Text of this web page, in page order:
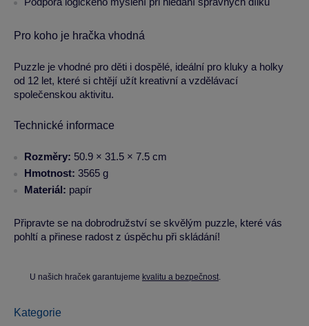
Pro koho je hračka vhodná
Puzzle je vhodné pro děti i dospělé, ideální pro kluky a holky
od 12 let, které si chtějí užít kreativní a vzdělávací
společenskou aktivitu.
Technické informace
Rozměry: 50.9 × 31.5 × 7.5 cm
Hmotnost: 3565 g
Materiál: papír
Připravte se na dobrodružství se skvělým puzzle, které vás
pohltí a přinese radost z úspěchu při skládání!
U našich hraček garantujeme kvalitu a bezpečnost.
Kategorie